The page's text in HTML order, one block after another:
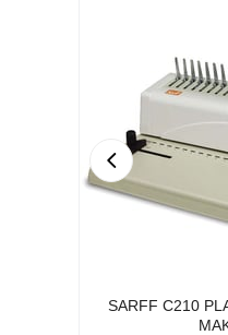
SARFF C210